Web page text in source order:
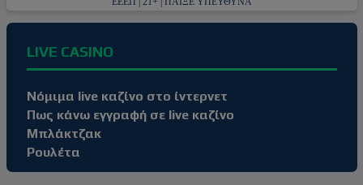
LIVE CASINO
Νόμιμα live καζίνο στο ίντερνετ
Πως κάνω εγγραφή σε live καζίνο
Μπλάκτζακ
Ρουλέτα